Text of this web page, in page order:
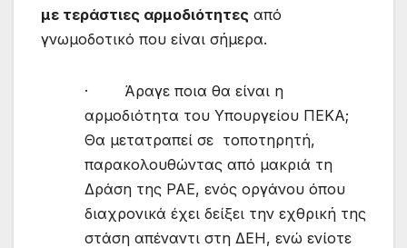
με τεράστιες αρμοδιότητες από
γνωμοδοτικό που είναι σήμερα.
· Άραγε ποια θα είναι η
αρμοδιότητα του Υπουργείου ΠΕΚΑ;
Θα μετατραπεί σε τοποτηρητή,
παρακολουθώντας από μακριά τη
Δράση της ΡΑΕ, ενός οργάνου όπου
διαχρονικά έχει δείξει την εχθρική της
στάση απέναντι στη ΔΕΗ, ενώ ενίοτε